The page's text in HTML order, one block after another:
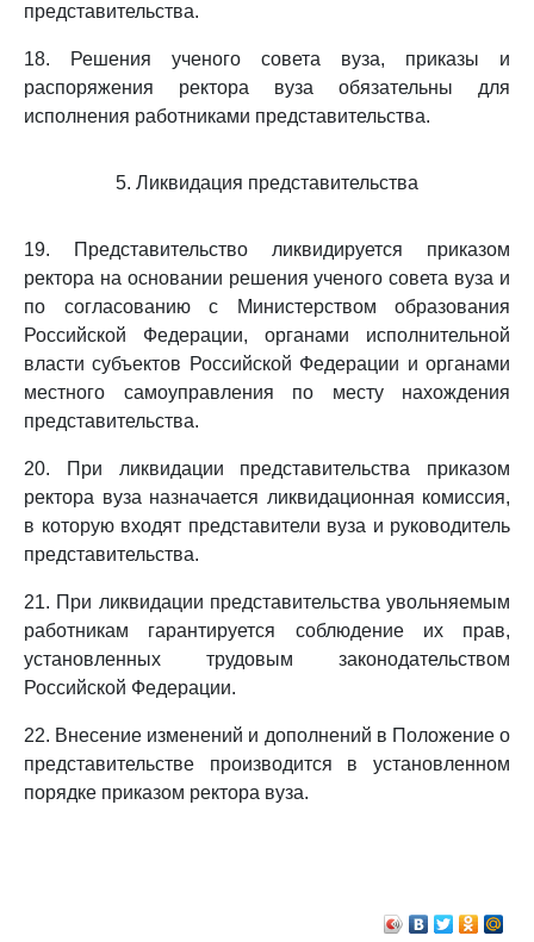
представительства.
18. Решения ученого совета вуза, приказы и
распоряжения ректора вуза обязательны для
исполнения работниками представительства.
5. Ликвидация представительства
19. Представительство ликвидируется приказом
ректора на основании решения ученого совета вуза и
по согласованию с Министерством образования
Российской Федерации, органами исполнительной
власти субъектов Российской Федерации и органами
местного самоуправления по месту нахождения
представительства.
20. При ликвидации представительства приказом
ректора вуза назначается ликвидационная комиссия,
в которую входят представители вуза и руководитель
представительства.
21. При ликвидации представительства увольняемым
работникам гарантируется соблюдение их прав,
установленных трудовым законодательством
Российской Федерации.
22. Внесение изменений и дополнений в Положение о
представительстве производится в установленном
порядке приказом ректора вуза.